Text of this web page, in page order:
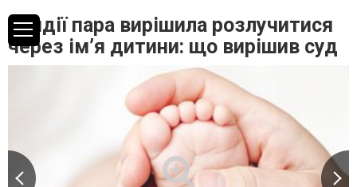
В Індії пара вирішила розлучитися
через ім’я дитини: що вирішив суд